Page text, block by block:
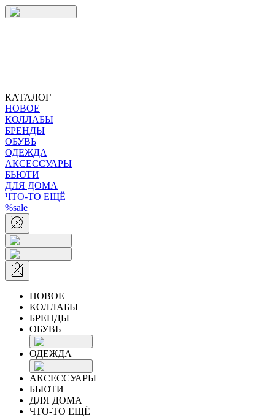
КАТАЛОГ
НОВОЕ
КОЛЛАБЫ
БРЕНДЫ
ОБУВЬ
ОДЕЖДА
АКСЕССУАРЫ
БЬЮТИ
ДЛЯ ДОМА
ЧТО-ТО ЕЩЁ
%sale
НОВОЕ
КОЛЛАБЫ
БРЕНДЫ
ОБУВЬ
ОДЕЖДА
АКСЕССУАРЫ
БЬЮТИ
ДЛЯ ДОМА
ЧТО-ТО ЕЩЁ